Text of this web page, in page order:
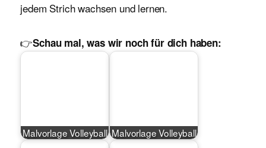
jedem Strich wachsen und lernen.
👉Schau mal, was wir noch für dich haben:
Malvorlage Volleyball Malvorlage Volleyball